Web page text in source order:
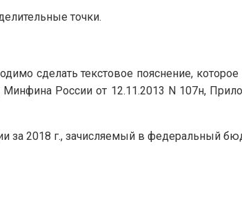
точки.
сделать текстовое пояснение,
России от 12.11.2013 N 107н,
за 2018 г., зачисляемый в федеральный